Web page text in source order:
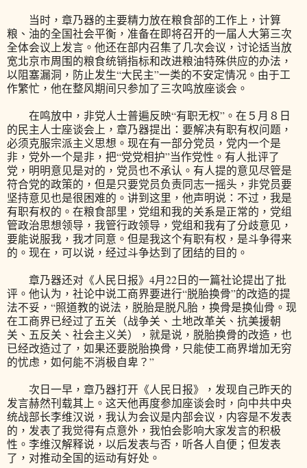
当时，章乃器的主要精力放在粮食部的工作上，计算
粮、油的全国社会平衡，准备在即将召开的一届人大第三次
全体会议上发言。他还在部内召集了几次会议，讨论适当放
宽北京市周围的粮食统销指标和改进粮油特殊供应的办法，
以阻塞漏洞，防止发生“大民主”一类的不安定情况。由于工
作繁忙，他在整风期间只参加了三次鸣放座谈会。
在鸣放中，非党人士普遍反映“有职无权”。在５月８日
的民主人士座谈会上，章乃器提出：要解决有职有权问题，
必须克服宗派主义思想。现在有一部分党员，党内一个是
非，党外一个是非，把“党党相护”当作党性。有人批评了
党，明明意见是对的，党员也不承认。有人提的意见尽管是
符合党的政策的，但是只要党员负责同志一摇头，非党员要
坚持意见也是很困难的。讲到这里，他声明说：不过，我是
有职有权的。在粮食部里，党组和我的关系是正常的，党组
管政治思想领导，我管行政领导，党组和我有了分歧意见，
要能说服我，我才同意。但是我这个有职有权，是斗争得来
的。现在，可以说，经过斗争达到了团结的目的。
章乃器还对《人民日报》4月22日的一篇社论提出了批
评。他认为，社论中说工商界要进行“脱胎换骨”的改造的提
法不妥，“照道教的说法，脱胎是脱凡胎，换骨是换仙骨。现
在工商界已经过了五关（战争关、土地改革关、抗美援朝
关、五反关、社会主义关），就是说，脱胎换骨的改造，也
已经改造过了，如果还要脱胎换骨，只能使工商界增加无穷
的忧虑，如何能不消极自卑？”
次日一早，章乃器打开《人民日报》，发现自己昨天的
发言赫然刊载其上。这天他再度参加座谈会时，向中共中央
统战部长李维汉说，我认为会议是内部会议，内容是不发表
的，发表了我觉得有点意外，我怕会影响大家发言的积极
性。李维汉解释说，以后发表与否，听各人自便；但发表
了，对推动全国的运动有好处。